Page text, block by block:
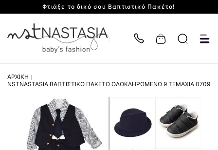
Φτιάξε το δικό σου Βαπτιστικό Πακέτο!
Cart
ΑΡΧΙΚΉ
NSTNASTASIA ΒΑΠΤΙΣΤΙΚΌ ΠΑΚΈΤΟ ΟΛΟΚΛΗΡΩΜΈΝΟ 9 ΤΕΜΆΧΙΑ 0709